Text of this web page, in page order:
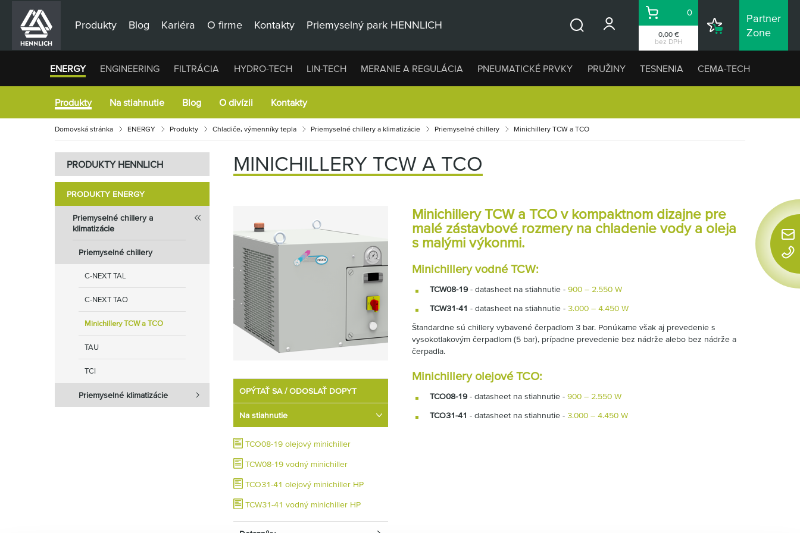
Produkty Blog Kariéra O firme Kontakty Priemyselný park HENNLICH
0,00 €
bez DPH
Košík
0
Nákupný
Partner
Zone
ENERGY ENGINEERING FILTRÁCIA HYDRO-TECH LIN-TECH MERANIE A REGULÁCIA PNEUMATICKÉ PRVKY PRUŽINY TESNENIA CEMA-TECH
Produkty Na stiahnutie Blog O divízii Kontakty
Domovská stránka ENERGY Produkty Chladiče, výmenníky tepla Priemyselné chillery a klimatizácie Priemyselné chillery Minichillery TCW a TCO
PRODUKTY HENNLICH
PRODUKTY ENERGY
Priemyselné chillery a
klimatizácie
Priemyselné chillery
C-NEXT TAL
C-NEXT TAO
Minichillery TCW a TCO
TAU
TCI
Priemyselné klimatizácie
MINICHILLERY TCW A TCO
OPÝTAŤ SA / ODOSLAŤ DOPYT
Na stiahnutie
TCO08-19 olejový minichiller
TCW08-19 vodný minichiller
TCO31-41 olejový minichiller HP
TCW31-41 vodný minichiller HP
MinichilleryTCW a TCOv kompaktnom dizajne pre
malé zástavbové rozmery na chladenie vody a oleja
s malými výkonmi.
Minichillery vodné TCW:
TCW08-19 - datasheet na stiahnutie - 900 – 2.550 W
TCW31-41 - datasheet na stiahnutie - 3.000 – 4.450 W
Štandardne sú chillery vybavené čerpadlom 3 bar. Ponúkame však aj prevedenie s
vysokotlakovým čerpadlom (5 bar), prípadne prevedenie bez nádrže alebo bez nádrže a
čerpadla.
Minichillery olejové TCO:
TCO08-19 - datasheet na stiahnutie - 900 – 2.550 W
TCO31-41 - datasheet na stiahnutie - 3.000 – 4.450 W